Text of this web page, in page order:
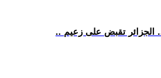
الجزائر تقبض على زعيم